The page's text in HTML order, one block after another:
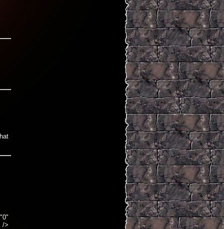
/>